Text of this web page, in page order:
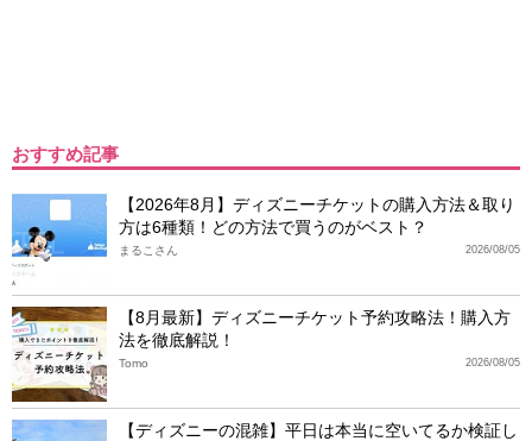
おすすめ記事
【2026年8月】ディズニーチケットの購入方法＆取り
方は6種類！どの方法で買うのがベスト？
2026/08/05
まるこさん
【8月最新】ディズニーチケット予約攻略法！購入方
法を徹底解説！
2026/08/05
Tomo
【ディズニーの混雑】平日は本当に空いてるか検証し